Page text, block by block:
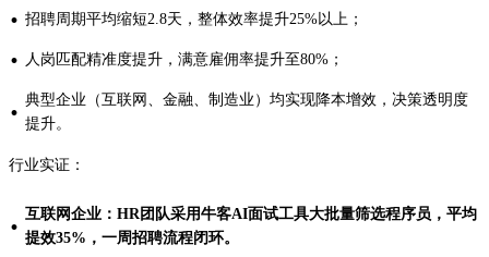
· 招聘周期平均缩短2.8天，整体效率提升25%以上；
· 人岗匹配精准度提升，满意雇佣率提升至80%；
· 典型企业（互联网、金融、制造业）均实现降本增效，决策透明度
提升。
行业实证：
· 互联网企业：HR团队采用牛客AI面试工具大批量筛选程序员，平均
提效35%，一周招聘流程闭环。